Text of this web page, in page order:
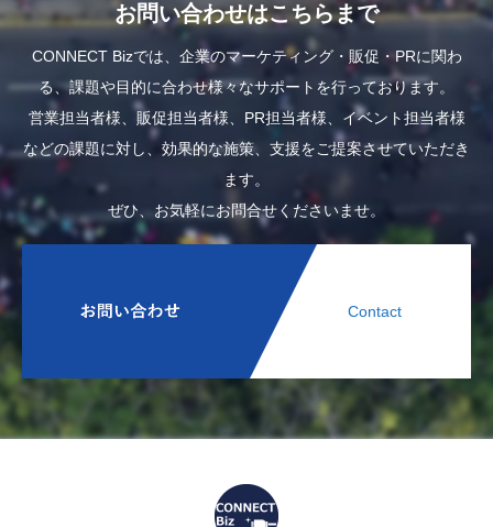
お問い合わせはこちらまで
CONNECT Bizでは、企業のマーケティング・販促・PRに関わ
る、課題や目的に合わせ様々なサポートを行っております。
営業担当者様、販促担当者様、PR担当者様、イベント担当者様
などの課題に対し、効果的な施策、支援をご提案させていただき
ます。
ぜひ、お気軽にお問合せくださいませ。
Contact